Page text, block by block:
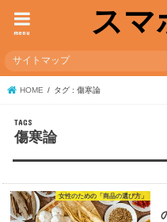
スマ
menu
サイトマップ
HOME タグ : 傷寒論
傷寒論
女性のための「商品の選び方」